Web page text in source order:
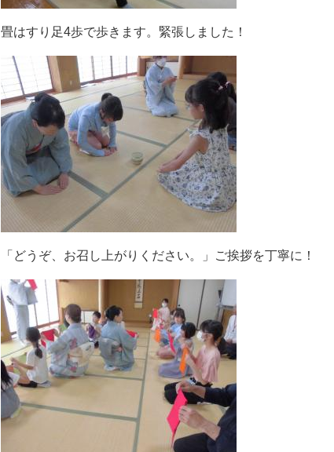
畳はすり足4歩で歩きます。緊張しました！
「どうぞ、お召し上がりください。」ご挨拶を丁寧に！